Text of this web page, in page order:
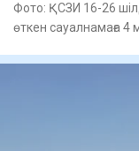
Фото: ҚСЗИ 16-26
өткен сауалнамаға